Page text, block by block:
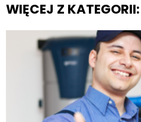
WIĘCEJ Z KATEGORII: